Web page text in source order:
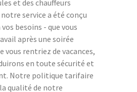
et des chauffeurs
service a été conçu
besoins - que vous
après une soirée
vous rentriez de vacances,
en toute sécurité et
Notre politique tarifaire
qualité de notre